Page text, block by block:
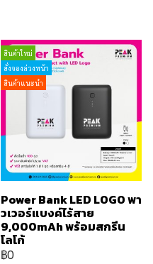
สินค้าใหม่
สั่งจองล่วงหน้า
สินค้าแนะนำ
Power Bank LED LOGO พา
วเวอร์แบงค์ไร้สาย
9,000mAh พร้อมสกรีน
โลโก้
฿0